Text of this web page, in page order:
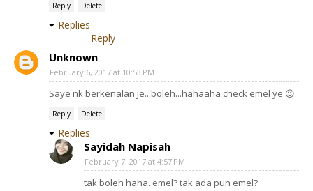
Reply Delete
Replies
Reply
Unknown
February 6, 2017 at 10:53 PM
Saye nk berkenalan je...boleh...hahaaha check emel ye 😉
Reply Delete
Replies
Sayidah Napisah
February 7, 2017 at 4:57 PM
tak boleh haha. emel? tak ada pun emel?